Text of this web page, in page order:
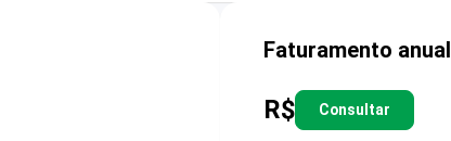
Faturamento anual
R$ Consultar